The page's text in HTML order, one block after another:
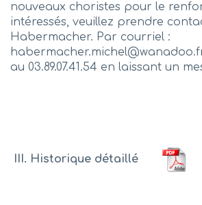
nouveaux choristes pour le
intéressés, veuillez prendre
Habermacher. Par courriel :
au 03.89.07.41.54 en laissant un
III. Historique détaillé